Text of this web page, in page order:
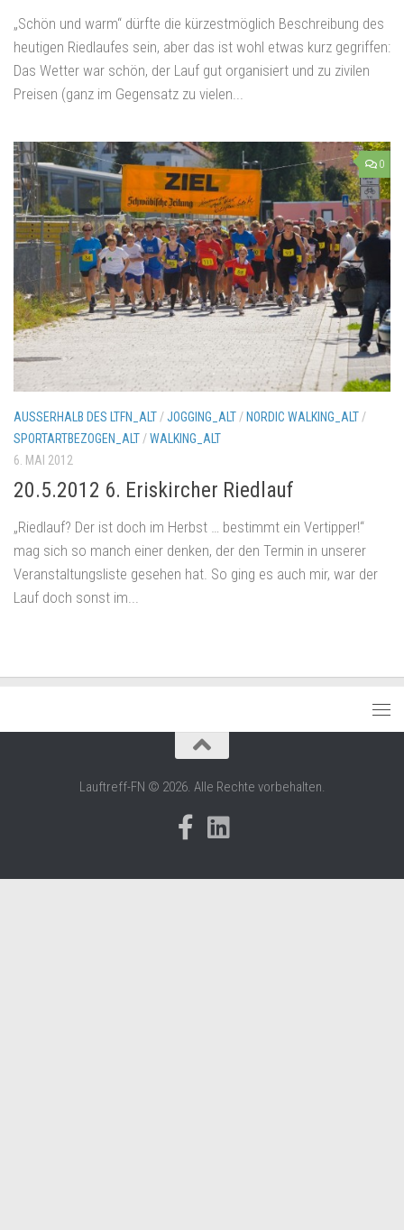
„Schön und warm“ dürfte die kürzestmöglich Beschreibung des
heutigen Riedlaufes sein, aber das ist wohl etwas kurz gegriffen:
Das Wetter war schön, der Lauf gut organisiert und zu zivilen
Preisen (ganz im Gegensatz zu vielen...
0
AUSSERHALB DES LTFN_ALT /JOGGING_ALT/ NORDIC WALKING_ALT/
SPORTARTBEZOGEN_ALT/WALKING_ALT
6. MAI 2012
20.5.2012 6. Eriskircher Riedlauf
„Riedlauf? Der ist doch im Herbst … bestimmt ein Vertipper!“
mag sich so manch einer denken, der den Termin in unserer
Veranstaltungsliste gesehen hat. So ging es auch mir, war der
Lauf doch sonst im...
Lauftreff-FN © 2026. Alle Rechte vorbehalten.